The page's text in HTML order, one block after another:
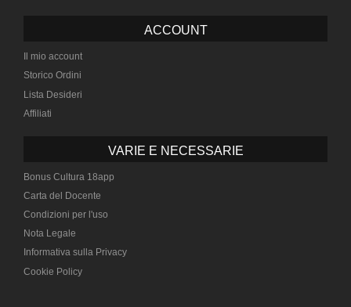
ACCOUNT
Il mio account
Storico Ordini
Lista Desideri
Affiliati
VARIE E NECESSARIE
Bonus Cultura 18app
Carta del Docente
Condizioni per l'uso
Nota Legale
Informativa sulla Privacy
Cookie Policy